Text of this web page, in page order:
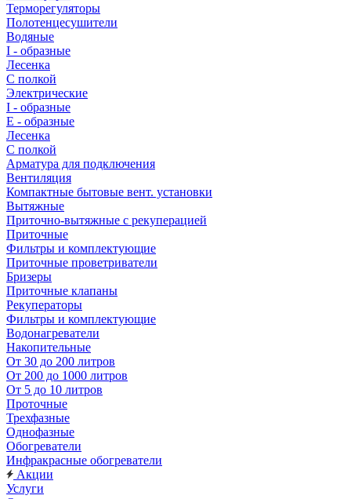
Терморегуляторы
Полотенцесушители
Водяные
I - образные
Лесенка
С полкой
Электрические
I - образные
E - образные
Лесенка
С полкой
Арматура для подключения
Вентиляция
Компактные бытовые вент. установки
Вытяжные
Приточно-вытяжные с рекуперацией
Приточные
Фильтры и комплектующие
Приточные проветриватели
Бризеры
Приточные клапаны
Рекуператоры
Фильтры и комплектующие
Водонагреватели
Накопительные
От 30 до 200 литров
От 200 до 1000 литров
От 5 до 10 литров
Проточные
Трехфазные
Однофазные
Обогреватели
Инфракрасные обогреватели
Акции
Услуги